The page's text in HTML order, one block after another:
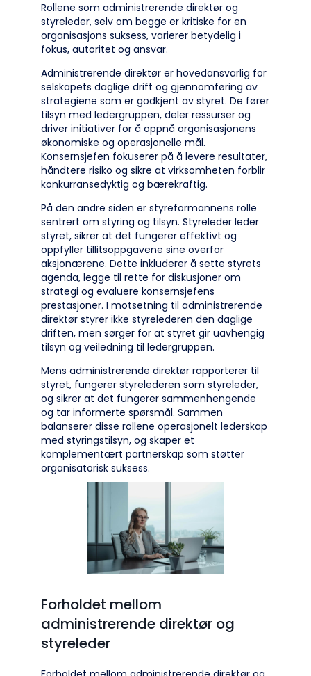
Rollene som administrerende direktør og
styreleder, selv om begge er kritiske for en
organisasjons suksess, varierer betydelig i
fokus, autoritet og ansvar.
Administrerende direktør er hovedansvarlig for
selskapets daglige drift og gjennomføring av
strategiene som er godkjent av styret. De fører
tilsyn med ledergruppen, deler ressurser og
driver initiativer for å oppnå organisasjonens
økonomiske og operasjonelle mål.
Konsernsjefen fokuserer på å levere resultater,
håndtere risiko og sikre at virksomheten forblir
konkurransedyktig og bærekraftig.
På den andre siden er styreformannens rolle
sentrert om styring og tilsyn. Styreleder leder
styret, sikrer at det fungerer effektivt og
oppfyller tillitsoppgavene sine overfor
aksjonærene. Dette inkluderer å sette styrets
agenda, legge til rette for diskusjoner om
strategi og evaluere konsernsjefens
prestasjoner. I motsetning til administrerende
direktør styrer ikke styrelederen den daglige
driften, men sørger for at styret gir uavhengig
tilsyn og veiledning til ledergruppen.
Mens administrerende direktør rapporterer til
styret, fungerer styrelederen som styreleder,
og sikrer at det fungerer sammenhengende
og tar informerte spørsmål. Sammen
balanserer disse rollene operasjonelt lederskap
med styringstilsyn, og skaper et
komplementært partnerskap som støtter
organisatorisk suksess.
Forholdet mellom
administrerende direktør og
styreleder